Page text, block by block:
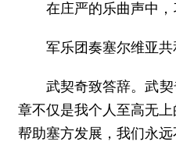
在庄严的乐曲声中
军乐团奏塞尔维亚共
武契奇致答辞。武
章不仅是我个人至高无
帮助塞方发展，我们永